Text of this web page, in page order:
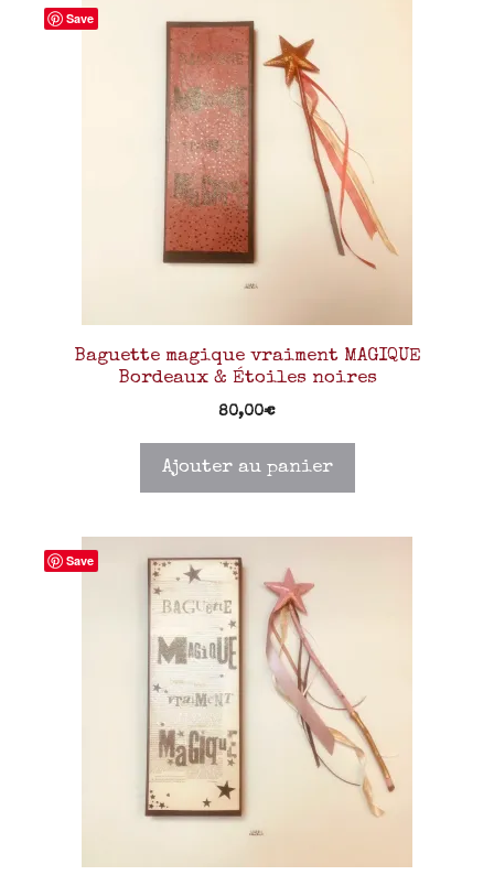
Save
Baguette magique vraiment MAGIQUE
Bordeaux & Étoiles noires
80,00€
Ajouter au panier
Save